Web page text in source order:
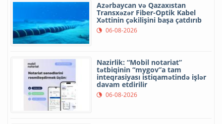
Azərbaycan və Qazaxıstan
Transxəzər Fiber-Optik Kabel
Xəttinin çəkilişini başa çatdırıb
06-08-2026
Nazirlik: “Mobil notariat”
tətbiqinin “mygov”a tam
inteqrasiyası istiqamətində işlər
davam etdirilir
06-08-2026